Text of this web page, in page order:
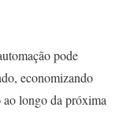
pode
economizando
ao longo da próxima